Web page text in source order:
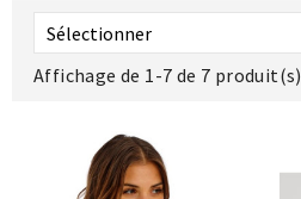
Sélectionner
Affichage de 1-7 de 7 produit(s)